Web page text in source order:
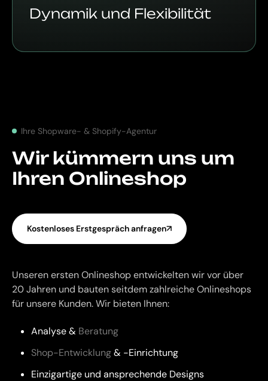
Dynamik und Flexibilität
Ihre Shopware- & Shopify-Agentur
Wir kümmern uns um
Ihren Onlineshop
Kostenloses Erstgespräch anfragen
Unseren ersten Onlineshop entwickelten wir vor über
20 Jahren und bauten seitdem zahlreiche Onlineshops
für unsere Kunden. Wir bieten Ihnen:
Analyse & Beratung
Shop-Entwicklung& -Einrichtung
Einzigartige und ansprechende Designs